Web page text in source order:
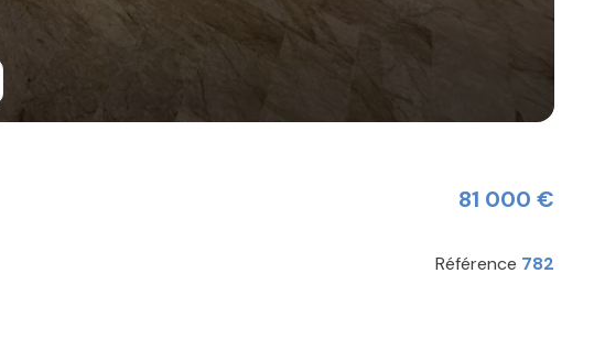
81 000 €
Référence 782